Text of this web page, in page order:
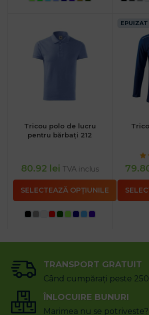
Tricou polo de lucru
pentru bărbați 212
80.92 lei TVA inclus
SELECTEAZĂ OPȚIUNILE
EPUIZAT
TRANSPORT GRATUIT
Când cumpărați peste
ÎNLOCUIRE BUNURI
Marimea nu se potriveste?